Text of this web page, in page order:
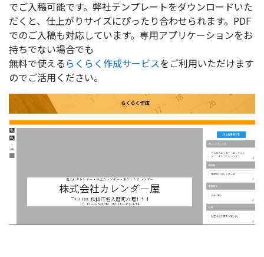
でご入稿可能です。弊社テンプレートをダウンロードいた
だくと、仕上がりサイズにぴったり合わせられます。PDF
でのご入稿も対応しています。専用アプリケーションをお
持ちでない場合でも
無料で使えるらくらく作成サービスをご利用いただけます
のでご活用ください。